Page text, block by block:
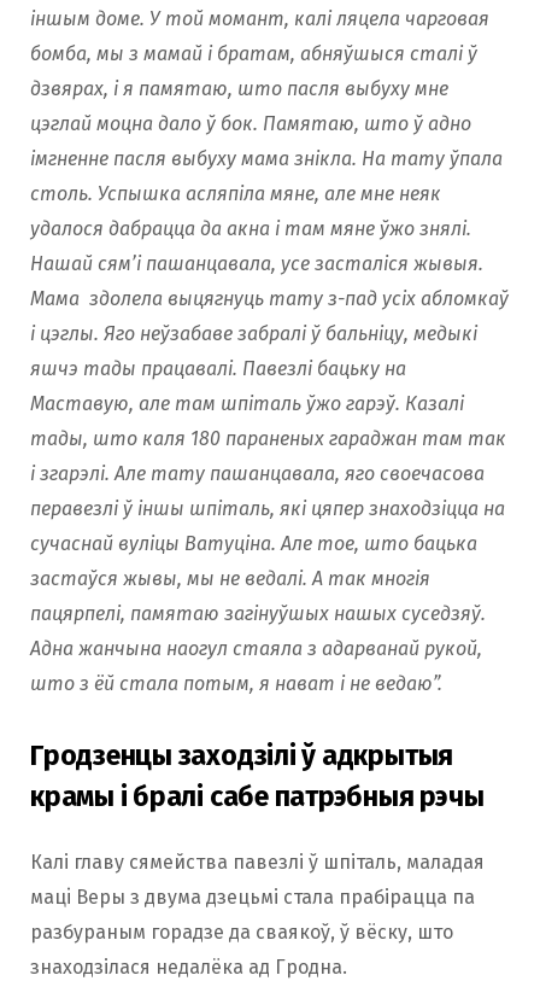
іншым доме. У той момант, калі ляцела чарговая
бомба, мы з мамай і братам, абняўшыся сталі ў
дзвярах, і я памятаю, што пасля выбуху мне
цэглай моцна дало ў бок. Памятаю, што ў адно
імгненне пасля выбуху мама знікла. ​​На тату ўпала
столь. Успышка асляпіла мяне, але мне неяк
удалося дабрацца да акна і там мяне ўжо знялі.
Нашай сям’і пашанцавала, усе засталіся жывыя.
Мама здолела выцягнуць тату з-пад усіх абломкаў
і цэглы. Яго неўзабаве забралі ў бальніцу, медыкі
яшчэ тады працавалі. Павезлі бацьку на
Маставую, але там шпіталь ўжо гарэў. Казалі
тады, што каля 180 параненых гараджан там так
і згарэлі. Але тату пашанцавала, яго своечасова
перавезлі ў іншы шпіталь, які цяпер знаходзіцца на
сучаснай вуліцы Ватуціна. Але тое, што бацька
застаўся жывы, мы не ведалі. А так многія
пацярпелі, памятаю загінуўшых нашых суседзяў.
Адна жанчына наогул стаяла з адарванай рукой,
што з ёй стала потым, я нават і не ведаю”.
Гродзенцы заходзілі ў адкрытыя
крамы і бралі сабе патрэбныя рэчы
Калі главу сямейства павезлі ў шпіталь, маладая
мацi Веры з двума дзецьмі стала прабірацца па
разбураным горадзе да сваякоў, ў вёску, што
знаходзілася недалёка ад Гродна.